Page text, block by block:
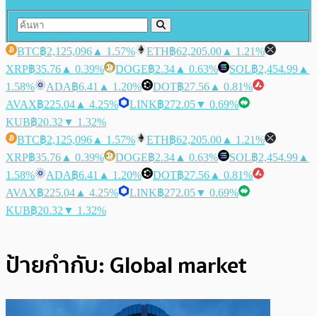
BTC฿2,125,096 ▲ 1.57% ETH฿62,205.00 ▲ 1.21%
XRP฿35.76 ▲ 0.39% DOGE฿2.34 ▲ 0.63% SOL฿2,454.99 ▲
1.58%
ADA฿6.41 ▲ 1.20% DOT฿27.56 ▲ 0.81%
AVAX฿225.04 ▲ 4.25% LINK฿272.05▼ 0.69%
KUB฿20.32 ▼ 1.32%
BTC฿2,125,096 ▲ 1.57% ETH฿62,205.00 ▲ 1.21%
XRP฿35.76 ▲ 0.39% DOGE฿2.34 ▲ 0.63% SOL฿2,454.99 ▲
1.58%
ADA฿6.41 ▲ 1.20% DOT฿27.56 ▲ 0.81%
AVAX฿225.04 ▲ 4.25% LINK฿272.05▼ 0.69%
KUB฿20.32 ▼ 1.32%
ป้ายกำกับ: Global market